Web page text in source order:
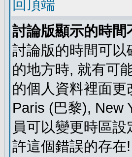
回頂端
討論版顯示的時間
討論版的時間可
的地方時, 就有可
的個人資料裡面
Paris (巴黎), New
員可以變更時區
許這個錯誤的存在!